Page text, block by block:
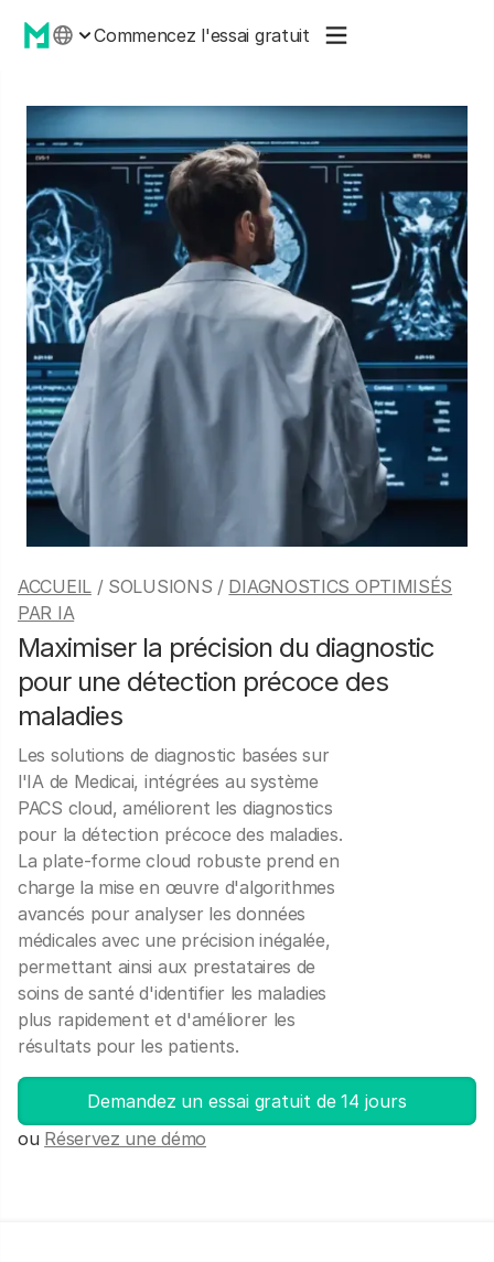
Commencez l'essai gratuit
ACCUEIL/ SOLUSIONS / DIAGNOSTICS OPTIMISÉS
PAR IA
Maximiser la précision du diagnostic
pour une détection précoce des
maladies
Les solutions de diagnostic basées sur
l'IA de Medicai, intégrées au système
PACS cloud, améliorent les diagnostics
pour la détection précoce des maladies.
La plate-forme cloud robuste prend en
charge la mise en œuvre d'algorithmes
avancés pour analyser les données
médicales avec une précision inégalée,
permettant ainsi aux prestataires de
soins de santé d'identifier les maladies
plus rapidement et d'améliorer les
résultats pour les patients.
Demandez un essai gratuit de 14 jours
ou Réservez une démo